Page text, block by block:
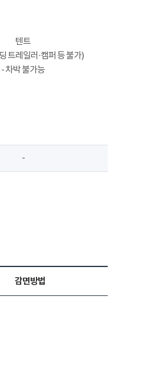
텐트
트레일러·캠퍼 등 불가)
- 차박 불가능
-
감면방법